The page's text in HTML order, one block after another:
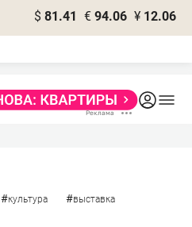
$ 81.41 € 94.06 ¥ 12.06
#культура #выставка